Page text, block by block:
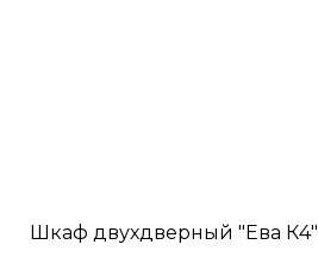
Шкаф двухдверный "Ева К4"